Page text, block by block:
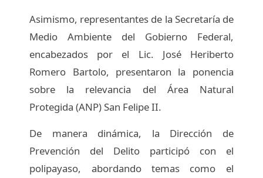
Asimismo, representantes de la Secretaría de
Medio Ambiente del Gobierno Federal,
encabezados por el Lic. José Heriberto
Romero Bartolo, presentaron la ponencia
sobre la relevancia del Área Natural
Protegida (ANP) San Felipe II.
De manera dinámica, la Dirección de
Prevención del Delito participó con el
polipayaso, abordando temas como el